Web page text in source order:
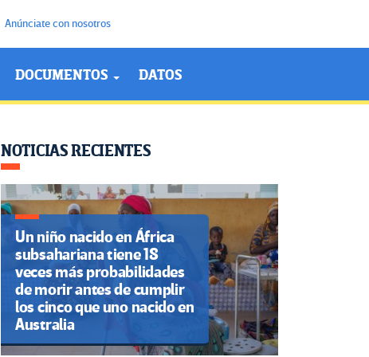
Anúnciate con nosotros
DOCUMENTOS DATOS
NOTICIAS RECIENTES
Un niño nacido en África
subsahariana tiene 18
veces más probabilidades
de morir antes de cumplir
los cinco que uno nacido en
Australia